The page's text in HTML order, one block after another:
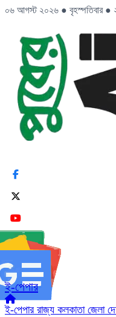
০৬ আগস্ট ২০২৬ ● বৃহস্পতিবার ●
ই-পেপার
ই-পেপার রাজ্য কলকাতা জেলা